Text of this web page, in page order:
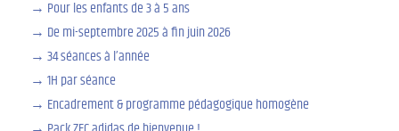
Pour les enfants de 3 à 5 ans
De mi-septembre 2025 à fin juin 2026
34 séances à l’année
1H par séance
Encadrement & programme pédagogique homogène